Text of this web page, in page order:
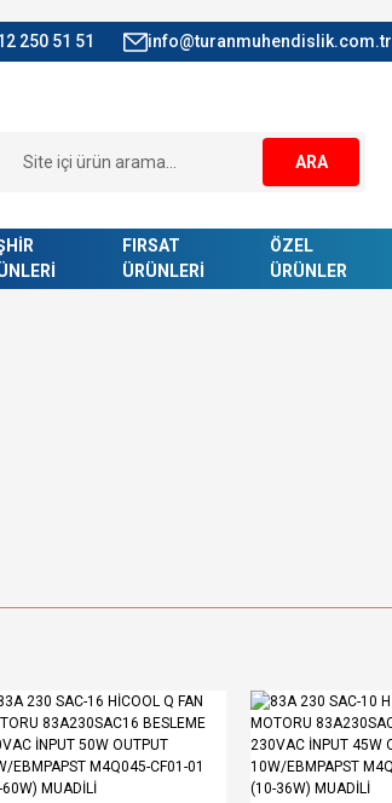
250 51 51 info@turanmuhendislik.com.tr
ARA
FIRSAT
ÜRÜNLERİ
ÖZEL
ÜRÜNLER